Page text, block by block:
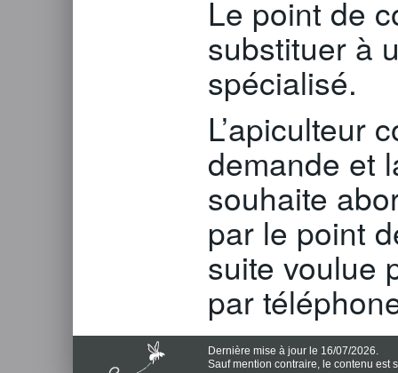
Le point de
substituer à
spécialisé.
L’apiculteur
demande et
souhaite
par le point
suite voulue
par
Dernière mise à jour le 16/07/2026.
Sauf mention contraire, le contenu est